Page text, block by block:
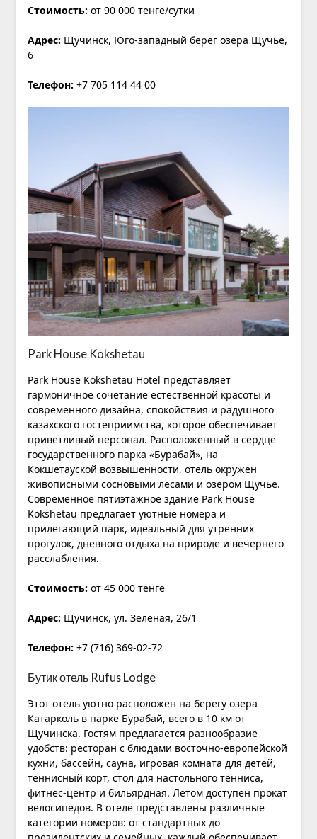
Стоимость: от 90 000 тенге/сутки
Адрес: Щучинск, Юго-западный берег озера Щучье,
6
Телефон: +7 705 114 44 00
Park House Kokshetau
Park House Kokshetau Hotel представляет
гармоничное сочетание естественной красоты и
современного дизайна, спокойствия и радушного
казахского гостеприимства, которое обеспечивает
приветливый персонал. Расположенный в сердце
государственного парка «Бурабай», на
Кокшетауской возвышенности, отель окружен
живописными сосновыми лесами и озером Щучье.
Современное пятиэтажное здание Park House
Kokshetau предлагает уютные номера и
прилегающий парк, идеальный для утренних
прогулок, дневного отдыха на природе и вечернего
расслабления.
Стоимость: от 45 000 тенге
Адрес: Щучинск, ул. Зеленая, 26/1
Телефон: +7 (716) 369-02-72
Бутик отель Rufus Lodge
Этот отель уютно расположен на берегу озера
Катарколь в парке Бурабай, всего в 10 км от
Щучинска. Гостям предлагается разнообразие
удобств: ресторан с блюдами восточно-европейской
кухни, бассейн, сауна, игровая комната для детей,
теннисный корт, стол для настольного тенниса,
фитнес-центр и бильярдная. Летом доступен прокат
велосипедов. В отеле представлены различные
категории номеров: от стандартных до